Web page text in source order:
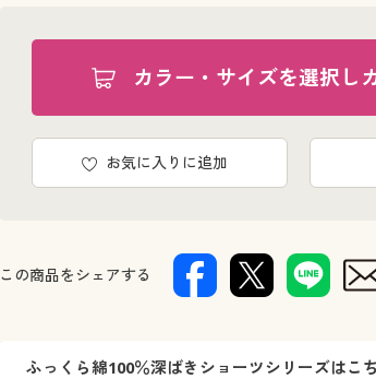
カラー・サイズを選択し
お気に入りに追加
この商品をシェアする
ふっくら綿100％深ばきショーツシリーズはこ